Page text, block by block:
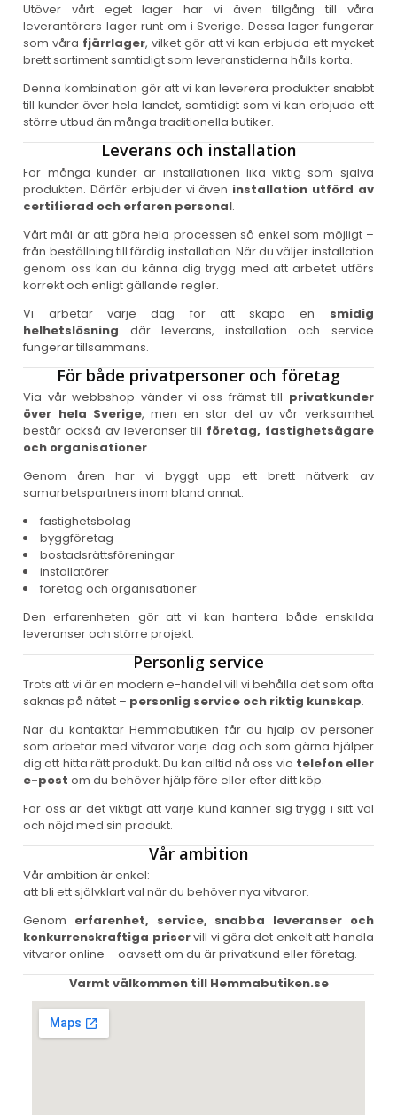
Utöver vårt eget lager har vi även tillgång till våra
leverantörers lager runt om i Sverige. Dessa lager fungerar
som våra fjärrlager, vilket gör att vi kan erbjuda ett mycket
brett sortiment samtidigt som leveranstiderna hålls korta.
Denna kombination gör att vi kan leverera produkter snabbt
till kunder över hela landet, samtidigt som vi kan erbjuda ett
större utbud än många traditionella butiker.
Leverans och installation
För många kunder är installationen lika viktig som själva
produkten. Därför erbjuder vi även installation utförd av
certifierad och erfaren personal.
Vårt mål är att göra hela processen så enkel som möjligt –
från beställning till färdig installation. När du väljer installation
genom oss kan du känna dig trygg med att arbetet utförs
korrekt och enligt gällande regler.
Vi arbetar varje dag för att skapa en smidig
helhetslösning där leverans, installation och service
fungerar tillsammans.
För både privatpersoner och företag
Via vår webbshop vänder vi oss främst till privatkunder
över hela Sverige, men en stor del av vår verksamhet
består också av leveranser till företag, fastighetsägare
och organisationer.
Genom åren har vi byggt upp ett brett nätverk av
samarbetspartners inom bland annat:
fastighetsbolag
byggföretag
bostadsrättsföreningar
installatörer
företag och organisationer
Den erfarenheten gör att vi kan hantera både enskilda
leveranser och större projekt.
Personlig service
Trots att vi är en modern e-handel vill vi behålla det som ofta
saknas på nätet – personlig service och riktig kunskap.
När du kontaktar Hemmabutiken får du hjälp av personer
som arbetar med vitvaror varje dag och som gärna hjälper
dig att hitta rätt produkt. Du kan alltid nå oss via telefon eller
e-post om du behöver hjälp före eller efter ditt köp.
För oss är det viktigt att varje kund känner sig trygg i sitt val
och nöjd med sin produkt.
Vår ambition
Vår ambition är enkel:
att bli ett självklart val när du behöver nya vitvaror.
Genom erfarenhet, service, snabba leveranser och
konkurrenskraftiga priservill vi göra det enkelt att handla
vitvaror online – oavsett om du är privatkund eller företag.
Varmt välkommen till Hemmabutiken.se